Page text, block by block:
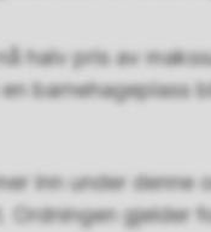
halv pris av
barnehageplass
inn under
Ordningen gjelder